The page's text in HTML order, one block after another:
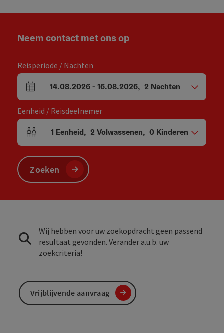
Neem contact met ons op
Reisperiode / Nachten
Velden voor aankomst en vertrek
14.08.2026- 16.08.2026, 2 Nachten
Eenheid / Reisdeelnemer
Aantal eenheden en persoonsvelden
1 Eenheid, 2 Volwassenen, 0 Kinderen
Zoeken
Wij hebben voor uw zoekopdracht geen passend
resultaat gevonden. Verander a.u.b. uw
zoekcriteria!
Vrijblijvende aanvraag